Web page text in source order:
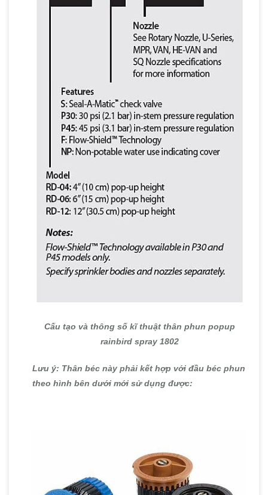
Cấu tạo và thông số kĩ thuật thân phun popup
rainbird spray 1802
Lưu ý: Thân béc này phải kết hợp với đầu béc phun
theo hình bên dưới mới sử dụng được: